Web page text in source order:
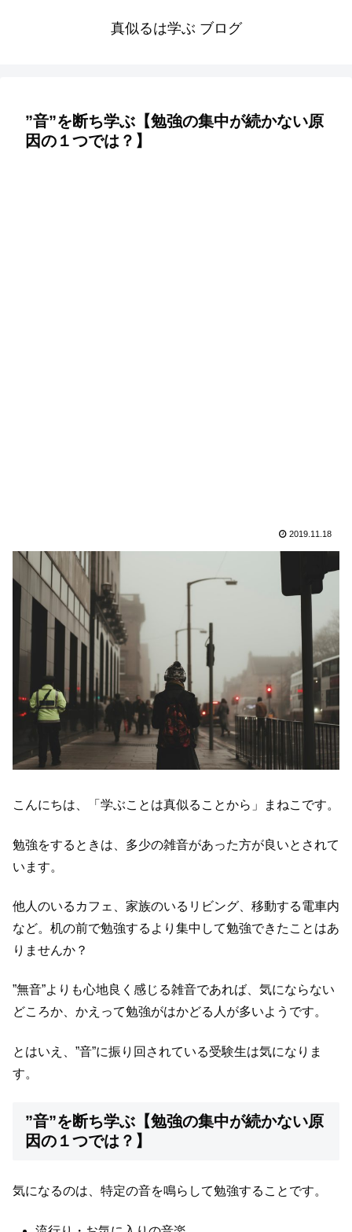
真似るは学ぶ ブログ
”音”を断ち学ぶ【勉強の集中が続かない原
因の１つでは？】
2019.11.18
こんにちは、「学ぶことは真似ることから」まねこです。
勉強をするときは、多少の雑音があった方が良いとされて
います。
他人のいるカフェ、家族のいるリビング、移動する電車内
など。机の前で勉強するより集中して勉強できたことはあ
りませんか？
”無音”よりも心地良く感じる雑音であれば、気にならない
どころか、かえって勉強がはかどる人が多いようです。
とはいえ、”音”に振り回されている受験生は気になりま
す。
”音”を断ち学ぶ【勉強の集中が続かない原
因の１つでは？】
気になるのは、特定の音を鳴らして勉強することです。